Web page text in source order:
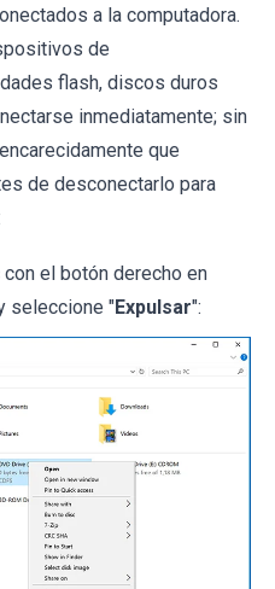
a la computadora.
de
flash, discos duros
inmediatamente; sin
que
de desconectarlo para
con el botón derecho en
seleccione "Expulsar":